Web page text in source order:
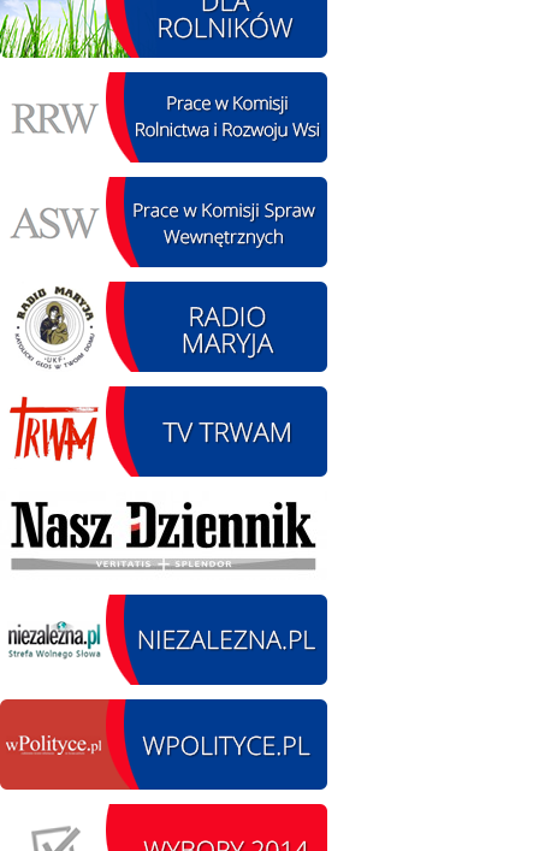
SIERPIEŃ
09
09.08.2026 r. -
Jubileusz OSP. Żerniki
czytaj więcej
SIERPIEŃ
11
11.08.2026 r. -
Popisanie unowy z
firmą Boenig. Łódź
czytaj więcej
SIERPIEŃ
12
Oddanie drogi.
czytaj więcej
13
Pojazdów
zabytkowych. Wieluń
Ożarów
czytaj więcej
14.08.2026 r. - Dzień